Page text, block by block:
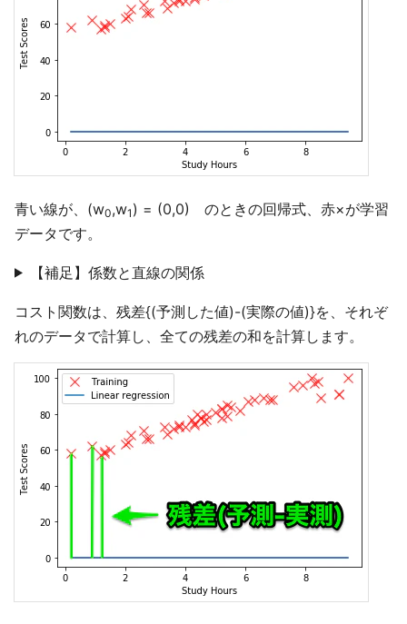
青い線が、(w0,w1 ) = (0,0) のときの回帰式、赤×が学習
データです。
【補足】係数と直線の関係
コスト関数は、残差{(予測した値)-(実際の値)}を、それぞ
れのデータで計算し、全ての残差の和を計算します。